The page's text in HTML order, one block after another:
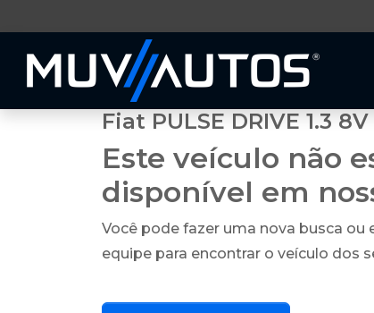
Fiat PULSE DRIVE 1.3
Este veículo não
disponível em
Você pode fazer uma nova busca
equipe para encontrar o veículo dos